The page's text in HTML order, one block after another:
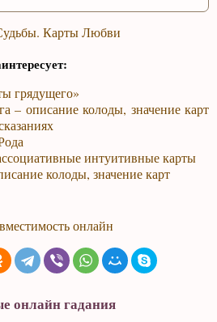
Карты Любви
грядущего»
– описание колоды, значение карт
интуитивные карты
колоды, значение карт
онлайн
онлайн гадания